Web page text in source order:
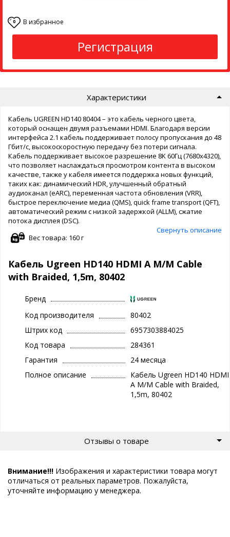
0 В избранное
Регистрация
Характеристики
Кабель UGREEN HD140 80404 – это кабель черного цвета,
который оснащен двумя разъемами HDMI. Благодаря версии
интерфейса 2.1 кабель поддерживает полосу пропускания до 48
Гбит/с, высокоскоростную передачу без потери сигнала.
Кабель поддерживает высокое разрешение 8K 60Гц (7680x4320),
что позволяет наслаждаться просмотром контента в высоком
качестве, также у кабеля имеется поддержка новых функций,
таких как: динамический HDR, улучшенный обратный
аудиоканал (eARC), переменная частота обновления (VRR),
быстрое переключение медиа (QMS), quick frame transport (QFT),
автоматический режим с низкой задержкой (ALLM), сжатие
потока дисплея (DSC).
Свернуть описание
Вес товара: 160 г
Кабель Ugreen HD140 HDMI A M/M Cable
with Braided, 1,5m, 80402
Бренд
Код производителя
80402
Штрих код
6957303884025
Код товара
284361
Гарантия
24 месяца
Полное описание
Кабель Ugreen HD140 HDMI
A M/M Cable with Braided,
1,5m, 80402
Отзывы о товаре
Внимание!!! Изображения и характеристики товара могут
отличаться от реальных параметров. Пожалуйста,
уточняйте информацию у менеджера.